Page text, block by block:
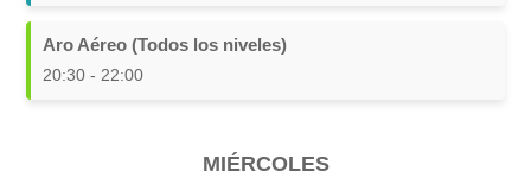
Aro Aéreo (Todos los niveles)
20:30 - 22:00
MIÉRCOLES